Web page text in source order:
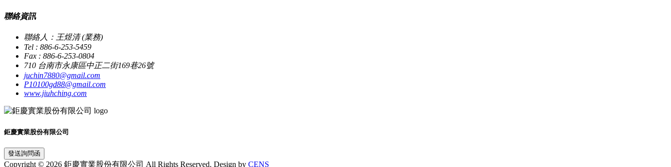
聯絡資訊
聯絡人：王煜清 (業務)
Tel : 886-6-253-5459
Fax : 886-6-253-0804
710 台南市永康區中正二街169巷26號
juchin7880@gmail.com
P10100gd88@gmail.com
www.jiuhching.com
鉅慶實業股份有限公司
發送詢問函
Copyright © 2026 鉅慶實業股份有限公司 All Rights Reserved. Design by CENS